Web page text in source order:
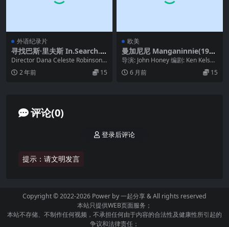
外语纪录片
寻找巴斯·里夫斯 In.Search.o
f.Bass.Reeves.2024
Director Dana Celeste Robinson
Writer Da...
2 年前 15
欧美
曼加尼尼 Manganinnie(198
0)
导演: John Honey 编剧: Ken Kelso
类型: 剧情 制片国家...
6 月前 15
评论(0)
提示：请文明发言
登录后评论
Copyright © 2022-2026 Power by一起分享& All rights reserved
本站只提供WEB页面服务；
本站不存储、不制作任何视频，不承担任何由于内容的合法性及健康性所引起的
争议和法律责任；